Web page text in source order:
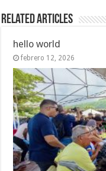
Related Articles
hello world
febrero 12, 2026